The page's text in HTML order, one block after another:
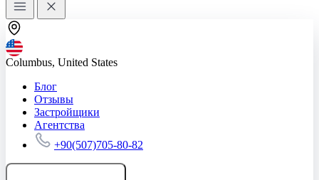
Columbus, United States
Блог
Отзывы
Застройщики
Агентства
+90(507)705-80-82